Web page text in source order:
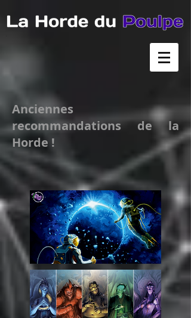
Anciennes
recommandations de la
Horde !